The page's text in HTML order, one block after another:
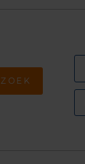
ZOEK